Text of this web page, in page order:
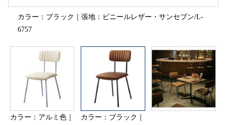
カラー：ブラック｜張地：ビニールレザー・サンセブン/L-
6757
カラー：アルミ色｜
カラー：ブラック｜